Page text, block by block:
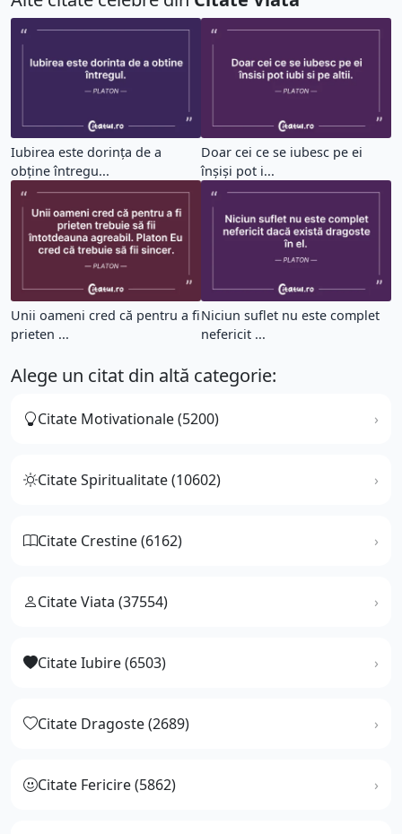
Iubirea este dorința de a
obține întregu...
Doar cei ce se iubesc pe ei
înșiși pot i...
Unii oameni cred că pentru a fi
prieten ...
Niciun suflet nu este complet
nefericit ...
Alege un citat din altă categorie:
Citate Motivationale (5200)
Citate Spiritualitate (10602)
Citate Crestine (6162)
Citate Viata (37554)
Citate Iubire (6503)
Citate Dragoste (2689)
Citate Fericire (5862)